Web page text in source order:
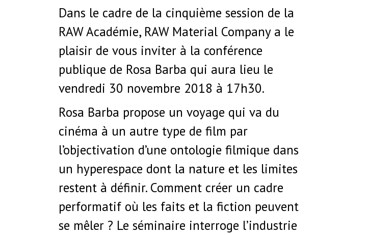
Dans le cadre de la cinquième session de la
RAW Académie, RAW Material Company a le
plaisir de vous inviter à la conférence
publique de Rosa Barba qui aura lieu le
vendredi 30 novembre 2018 à 17h30.
Rosa Barba propose un voyage qui va du
cinéma à un autre type de film par
l’objectivation d’une ontologie filmique dans
un hyperespace dont la nature et les limites
restent à définir. Comment créer un cadre
performatif où les faits et la fiction peuvent
se mêler ? Le séminaire interroge l’industrie